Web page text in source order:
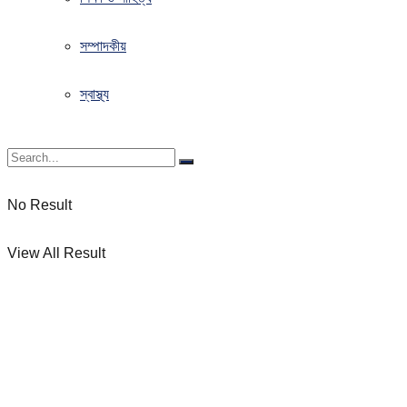
সম্পাদকীয়
স্বাস্থ্য
No Result
View All Result